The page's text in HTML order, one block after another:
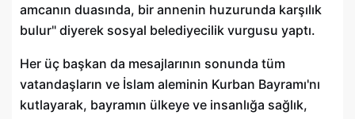
amcanın duasında, bir annenin huzurunda karşılık
bulur" diyerek sosyal belediyecilik vurgusu yaptı.
Her üç başkan da mesajlarının sonunda tüm
vatandaşların ve İslam aleminin Kurban Bayramı'nı
kutlayarak, bayramın ülkeye ve insanlığa sağlık,